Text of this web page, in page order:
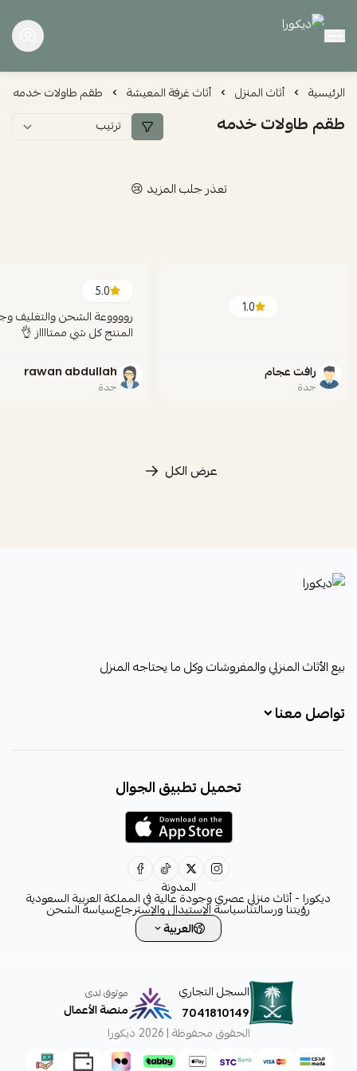
ديكورا
الرئيسية أثاث المنزل أثاث غرفة المعيشة طقم طاولات خدمه
طقم طاولات خدمه
تعذر جلب المزيد 😢
1.0
رافت عجام
جدة
5.0
رووووعة الشحن والتغليف
المنتج كل شي ممتااااز 👌
rawan abdullah
جدة
عرض الكل
ديكورا
بيع الأثاث المنزلي والمفروشات وكل ما يحتاجه المنزل
تواصل معنا
decora6586@gmail.com
تحميل تطبيق الجوال
المدونة
ديكورا - أثاث منزلي عصري وجودة عالية في المملكة العربية السعودية
رؤيتنا ورسالتناسياسة الإستبدال والإسترجاعسياسة الشحن
العربية
السجل التجاري
7041810149
موثوق لدى
منصة الأعمال
الحقوق محفوظة | 2026
ديكورا